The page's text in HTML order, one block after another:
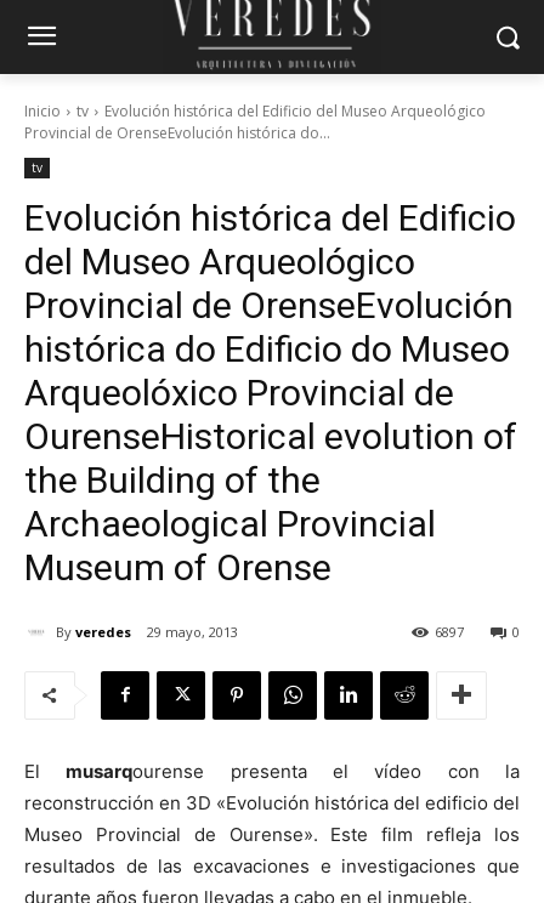
Inicio tv
Evolución histórica del Edificio del Museo Arqueológico
Provincial de OrenseEvolución histórica do...
tv
Evolución histórica del Edificio
del Museo Arqueológico
Provincial de OrenseEvolución
histórica do Edificio do Museo
Arqueolóxico Provincial de
OurenseHistorical evolution of
the Building of the
Archaeological Provincial
Museum of Orense
By veredes 29 mayo, 2013 0
6897
Elmusarqourense presenta el vídeo con la
reconstrucción en 3D «Evolución histórica del edificio del
Museo Provincial de Ourense». Este film refleja los
resultados de las excavaciones e investigaciones que
durante años fueron llevadas a cabo en el inmueble.